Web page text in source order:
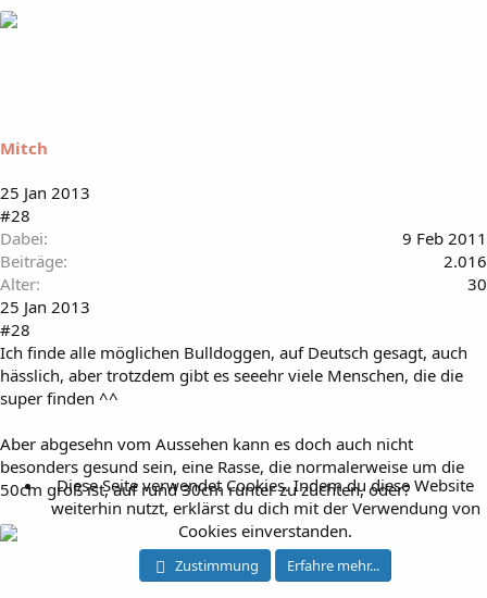
Mitch
25 Jan 2013
#28
Dabei
9 Feb 2011
Beiträge
2.016
Alter
30
25 Jan 2013
#28
Ich finde alle möglichen Bulldoggen, auf Deutsch gesagt, auch
hässlich, aber trotzdem gibt es seeehr viele Menschen, die die
super finden ^^
Aber abgesehn vom Aussehen kann es doch auch nicht
besonders gesund sein, eine Rasse, die normalerweise um die
50cm groß ist, auf rund 30cm runter zu züchten, oder?
Diese Seite verwendet Cookies. Indem du diese Website
weiterhin nutzt, erklärst du dich mit der Verwendung von
Cookies einverstanden.
Zustimmung Erfahre mehr...